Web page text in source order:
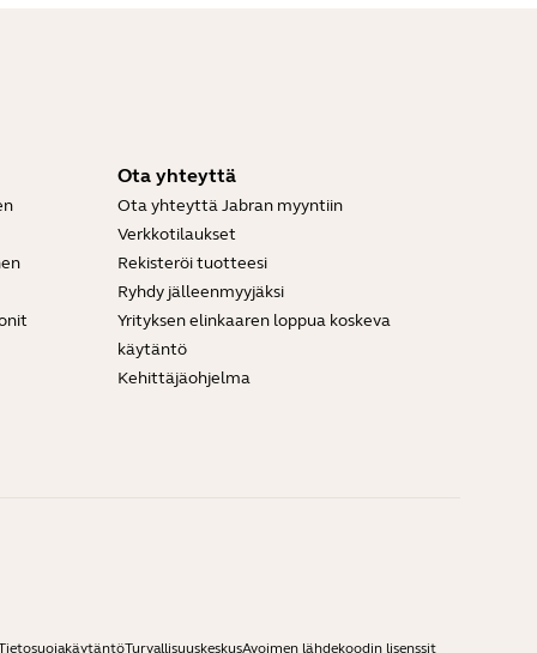
Ota yhteyttä
Ota yhteyttä Jabran myyntiin
Verkkotilaukset
Rekisteröi tuotteesi
Ryhdy jälleenmyyjäksi
Yrityksen elinkaaren loppua koskeva
käytäntö
Kehittäjäohjelma
TurvallisuuskeskusAvoimen lähdekoodin lisenssit